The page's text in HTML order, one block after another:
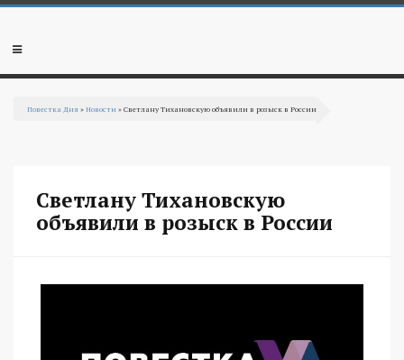
Перейти к основному содержанию
Мобильное
Повестка Дня »Новости » Светлану Тихановскую объявили в розыск в России
Светлану Тихановскую
объявили в розыск в России